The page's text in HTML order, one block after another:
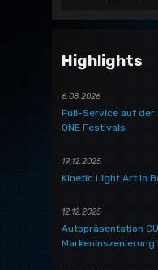
Highlights
6.08.2026
Full-Service auf der
ONE Festivals
19.12.2025
Kinetic Light Art in
12.12.2025
Autopräsentation
Markeninszenierung